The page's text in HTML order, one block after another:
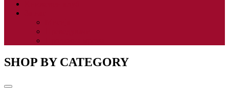
SHOP BY CATEGORY